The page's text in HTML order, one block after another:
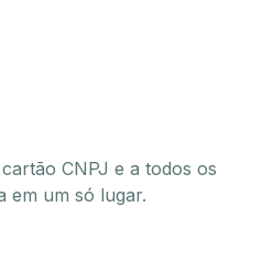
CNPJ e a todos os
em um só lugar.